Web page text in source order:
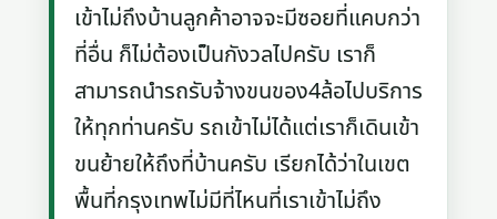
เข้าไม่ถึงบ้านลูกค้าอาจจะมีซอยที่แคบกว่า
ที่อื่น ก็ไม่ต้องเป็นกังวลไปครับ เราก็
สามารถนำรถรับจ้างขนของ4ล้อไปบริการ
ให้ทุกท่านครับ รถเข้าไม่ได้แต่เราก็เดินเข้า
ขนย้ายให้ถึงที่บ้านครับ เรียกได้ว่าในเขต
พื้นที่กรุงเทพไม่มีที่ไหนที่เราเข้าไม่ถึง